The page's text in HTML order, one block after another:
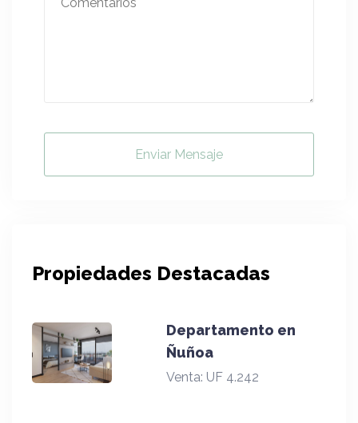
Enviar Mensaje
Propiedades Destacadas
Departamento en
Ñuñoa
Venta: UF 4.242